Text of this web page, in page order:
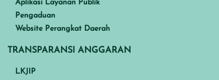
Aplikasi Layanan Publik
Pengaduan
Website Perangkat Daerah
TRANSPARANSI ANGGARAN
LKJIP